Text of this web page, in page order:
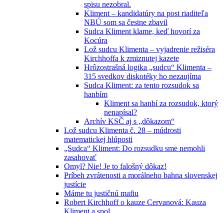
spisu nezobral.
Kliment – kandidatúry na post riaditeľa
NBÚ som sa čestne zbavil
Sudca Kliment klame, keď hovorí za
Kocúra
Lož sudcu Klimenta – vyjadrenie režiséra
Kirchhoffa k zmiznutej kazete
Hrôzostrašná logika „sudcu“ Klimenta –
315 svedkov diskotéky ho nezaujíma
Sudca Kliment: za tento rozsudok sa
hanbím
Kliment sa hanbí za rozsudok, ktorý
nenapísal?
Archív KSČ aj s „dôkazom“
Lož sudcu Klimenta č. 28 – múdrosti
matematickej hlúposti
„Sudca“ Kliment: Do rozsudku sme nemohli
zasahovať
Omyl? Nie! Je to falošný dôkaz!
Príbeh zvrátenosti a morálneho bahna slovenskej
justície
Máme tu justičnú mafiu
Robert Kirchhoff o kauze Cervanová: Kauza
Kliment a spol.